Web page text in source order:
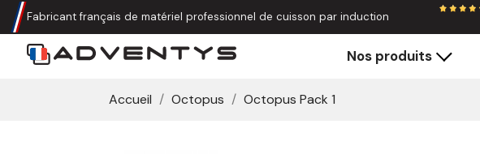
Fabricant français de matériel professionnel de cuisson par induction
Nos produits
Accueil Octopus Octopus Pack 1